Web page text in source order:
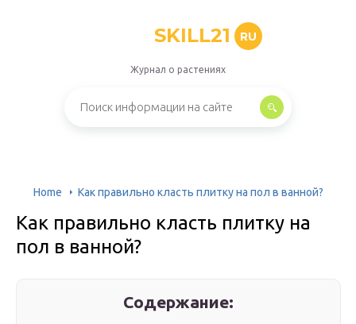
SKILL21 RU
Журнал о растениях
Home Как правильно класть плитку на пол в ванной?
Как правильно класть плитку на
пол в ванной?
Содержание: